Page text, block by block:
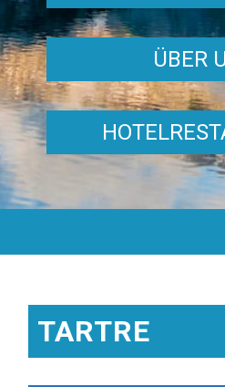
ÜBER
TARTRE